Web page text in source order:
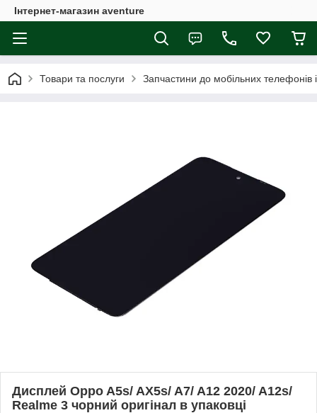
Інтернет-магазин aventure
Товари та послуги Запчастини до мобільних телефонів
Дисплей Oppo A5s/ AX5s/ A7/ A12 2020/ A12s/
Realme 3 чорний оригінал в упаковці